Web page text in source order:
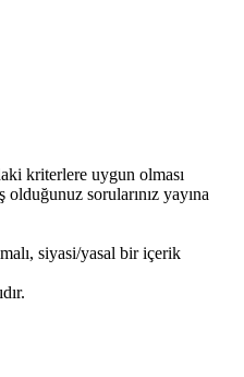
kriterlere uygun olması
sorularınız yayına
siyasi/yasal bir içerik